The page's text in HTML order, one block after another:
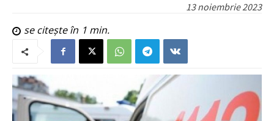
13 noiembrie 2023
se citește în 1 min.